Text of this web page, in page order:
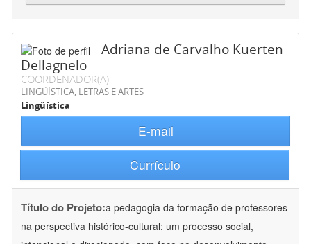
Adriana de Carvalho Kuerten
Dellagnelo
COORDENADOR(A)
LINGÜÍSTICA, LETRAS E ARTES
Lingüística
E-mail
Currículo
Título do Projeto:a pedagogia da formação de professores
na perspectiva histórico-cultural: um processo social,